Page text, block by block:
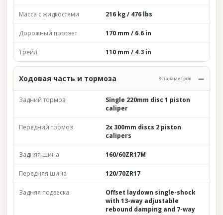
Масса с жидкостями 216 kg / 476 lbs
Дорожный просвет 170 mm / 6.6 in
Трейл 110 mm / 4.3 in
Ходовая часть и тормоза 9 параметров
Задний тормоз
Single 220mm disc 1 piston
caliper
Передний тормоз
2x 300mm discs 2 piston
calipers
Задняя шина 160/60ZR17M
Передняя шина 120/70ZR17
Задняя подвеска
Offset laydown single-shock
with 13-way adjustable
rebound damping and 7-way